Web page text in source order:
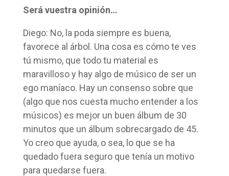
Será vuestra opinión…
Diego: No, la poda siempre es buena,
favorece al árbol. Una cosa es cómo te ves
tú mismo, que todo tu material es
maravilloso y hay algo de músico de ser un
ego maníaco. Hay un consenso sobre que
(algo que nos cuesta mucho entender a los
músicos) es mejor un buen álbum de 30
minutos que un álbum sobrecargado de 45.
Yo creo que ayuda, o sea, lo que se ha
quedado fuera seguro que tenía un motivo
para quedarse fuera.